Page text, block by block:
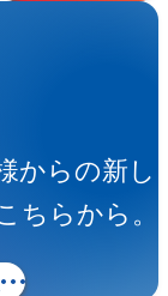
からの新し
ちらから。